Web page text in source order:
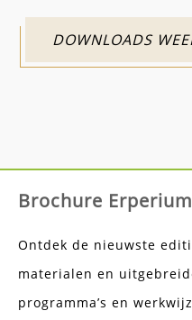
DOWNLOADS
Brochure
Ontdek de nieuwste
materialen en
programma’s en